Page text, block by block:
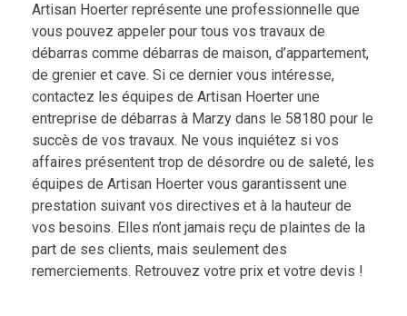
Artisan Hoerter représente une professionnelle que
vous pouvez appeler pour tous vos travaux de
débarras comme débarras de maison, d’appartement,
de grenier et cave. Si ce dernier vous intéresse,
contactez les équipes de Artisan Hoerter une
entreprise de débarras à Marzy dans le 58180 pour le
succès de vos travaux. Ne vous inquiétez si vos
affaires présentent trop de désordre ou de saleté, les
équipes de Artisan Hoerter vous garantissent une
prestation suivant vos directives et à la hauteur de
vos besoins. Elles n’ont jamais reçu de plaintes de la
part de ses clients, mais seulement des
remerciements. Retrouvez votre prix et votre devis !